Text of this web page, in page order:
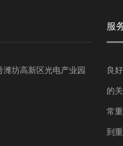
潍坊高新区光电产业园
服
良
的
常
到